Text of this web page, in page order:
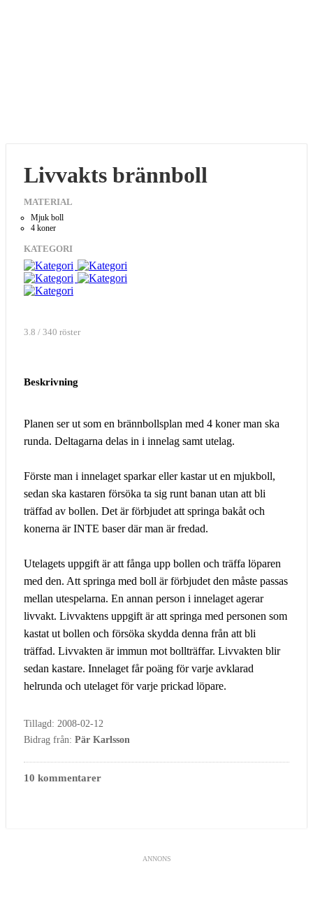
Livvakts brännboll
MATERIAL
Mjuk boll
4 koner
KATEGORI
3.8 / 340 röster
Beskrivning
Planen ser ut som en brännbollsplan med 4 koner man ska
runda. Deltagarna delas in i innelag samt utelag.
Förste man i innelaget sparkar eller kastar ut en mjukboll,
sedan ska kastaren försöka ta sig runt banan utan att bli
träffad av bollen. Det är förbjudet att springa bakåt och
konerna är INTE baser där man är fredad.
Utelagets uppgift är att fånga upp bollen och träffa löparen
med den. Att springa med boll är förbjudet den måste passas
mellan utespelarna. En annan person i innelaget agerar
livvakt. Livvaktens uppgift är att springa med personen som
kastat ut bollen och försöka skydda denna från att bli
träffad. Livvakten är immun mot bollträffar. Livvakten blir
sedan kastare. Innelaget får poäng för varje avklarad
helrunda och utelaget för varje prickad löpare.
Tillagd: 2008-02-12
Bidrag från: Pär Karlsson
10 kommentarer
ANNONS